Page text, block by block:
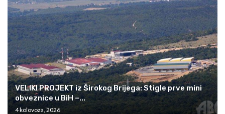
VELIKI PROJEKT iz Širokog Brijega: Stigle prve mini
obveznice u BiH –...
4 kolovoza, 2026